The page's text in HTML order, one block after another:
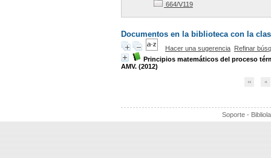
664/V119
Documentos en la biblioteca con la
Hacer una sugerencia Refinar
Principios matemáticos del proceso
AMV. (2012)
Soporte -